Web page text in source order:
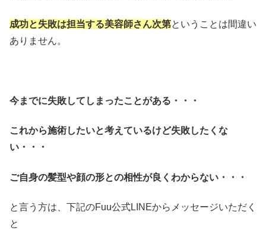
成功と失敗は担当する美容師さん次第ということは間違い
ありません。
今までに失敗してしまったことがある・・・
これから施術したいと考えているけど失敗したくな
い・・・
ご自身の髪型や顔の形との相性が良くわからない・・・
と言う方は、下記のFuu公式LINEからメッセージいただく
と